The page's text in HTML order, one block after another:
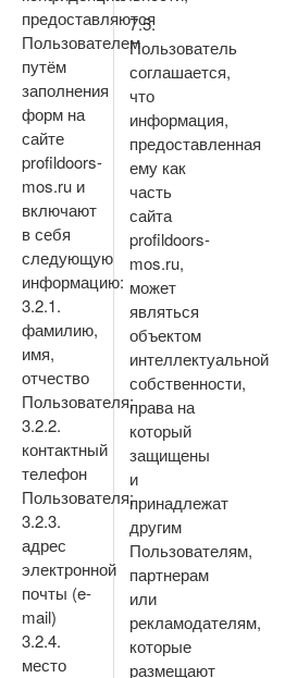
предоставляются
Пользователем
путём
заполнения
форм на
сайте
profildoors-
mos.ru и
включают
в себя
следующую
информацию:
3.2.1.
фамилию,
имя,
отчество
Пользователя;
3.2.2.
контактный
телефон
Пользователя;
3.2.3.
адрес
электронной
почты (e-
mail)
3.2.4.
место
7.5.
Пользователь
соглашается,
что
информация,
предоставленная
ему как
часть
сайта
profildoors-
mos.ru,
может
являться
объектом
интеллектуальной
собственности,
права на
который
защищены
и
принадлежат
другим
Пользователям,
партнерам
или
рекламодателям,
которые
размещают